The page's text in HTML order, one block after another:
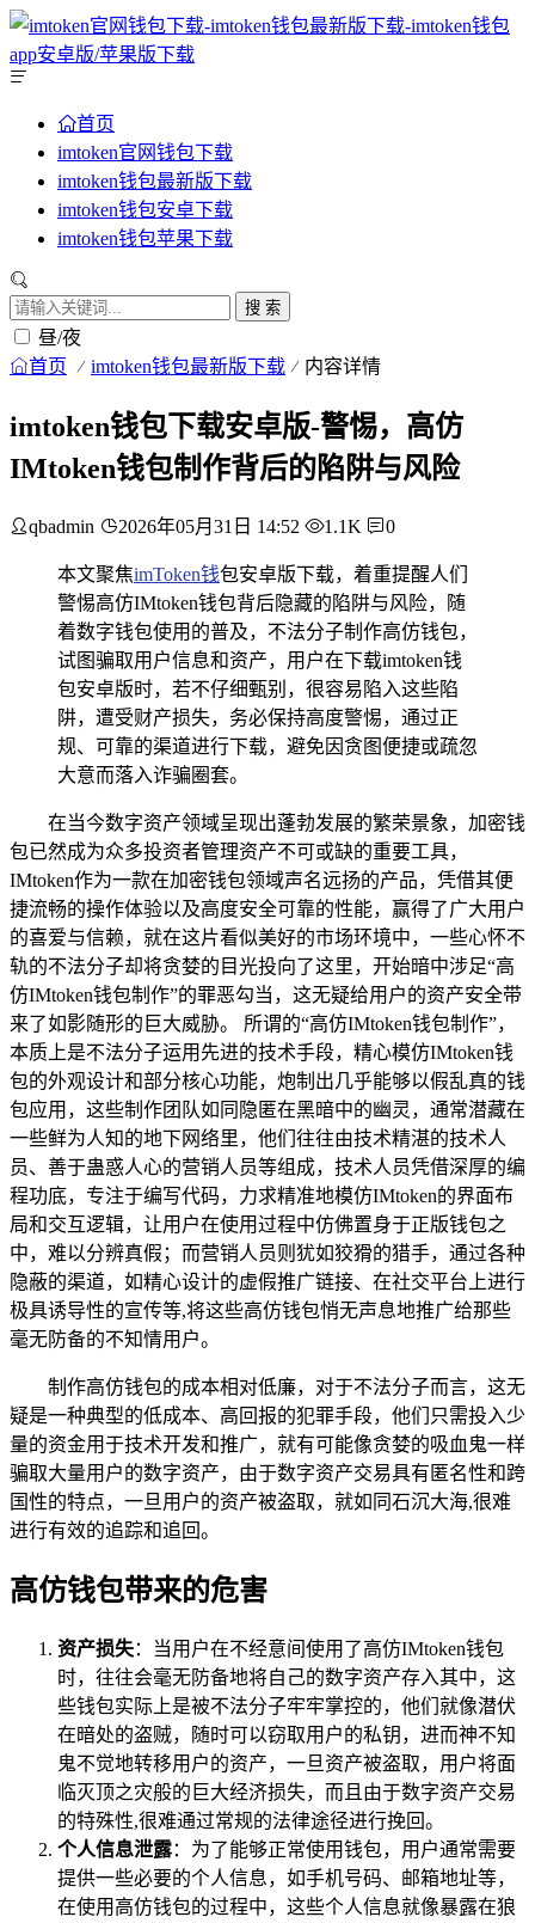
首页
imtoken官网钱包下载
imtoken钱包最新版下载
imtoken钱包安卓下载
imtoken钱包苹果下载
搜 索
昼/夜
首页 imtoken钱包最新版下载 内容详情
imtoken钱包下载安卓版-警惕，高仿
IMtoken钱包制作背后的陷阱与风险
qbadmin 2026年05月31日 14:52 1.1K 0
本文聚焦imToken钱包安卓版下载，着重提醒人们
警惕高仿IMtoken钱包背后隐藏的陷阱与风险，随
着数字钱包使用的普及，不法分子制作高仿钱包，
试图骗取用户信息和资产，用户在下载imtoken钱
包安卓版时，若不仔细甄别，很容易陷入这些陷
阱，遭受财产损失，务必保持高度警惕，通过正
规、可靠的渠道进行下载，避免因贪图便捷或疏忽
大意而落入诈骗圈套。
在当今数字资产领域呈现出蓬勃发展的繁荣景象，加密钱
包已然成为众多投资者管理资产不可或缺的重要工具，
IMtoken作为一款在加密钱包领域声名远扬的产品，凭借其便
捷流畅的操作体验以及高度安全可靠的性能，赢得了广大用户
的喜爱与信赖，就在这片看似美好的市场环境中，一些心怀不
轨的不法分子却将贪婪的目光投向了这里，开始暗中涉足“高
仿IMtoken钱包制作”的罪恶勾当，这无疑给用户的资产安全带
来了如影随形的巨大威胁。 所谓的“高仿IMtoken钱包制作”，
本质上是不法分子运用先进的技术手段，精心模仿IMtoken钱
包的外观设计和部分核心功能，炮制出几乎能够以假乱真的钱
包应用，这些制作团队如同隐匿在黑暗中的幽灵，通常潜藏在
一些鲜为人知的地下网络里，他们往往由技术精湛的技术人
员、善于蛊惑人心的营销人员等组成，技术人员凭借深厚的编
程功底，专注于编写代码，力求精准地模仿IMtoken的界面布
局和交互逻辑，让用户在使用过程中仿佛置身于正版钱包之
中，难以分辨真假；而营销人员则犹如狡猾的猎手，通过各种
隐蔽的渠道，如精心设计的虚假推广链接、在社交平台上进行
极具诱导性的宣传等,将这些高仿钱包悄无声息地推广给那些
毫无防备的不知情用户。
制作高仿钱包的成本相对低廉，对于不法分子而言，这无
疑是一种典型的低成本、高回报的犯罪手段，他们只需投入少
量的资金用于技术开发和推广，就有可能像贪婪的吸血鬼一样
骗取大量用户的数字资产，由于数字资产交易具有匿名性和跨
国性的特点，一旦用户的资产被盗取，就如同石沉大海,很难
进行有效的追踪和追回。
高仿钱包带来的危害
资产损失：当用户在不经意间使用了高仿IMtoken钱包
时，往往会毫无防备地将自己的数字资产存入其中，这
些钱包实际上是被不法分子牢牢掌控的，他们就像潜伏
在暗处的盗贼，随时可以窃取用户的私钥，进而神不知
鬼不觉地转移用户的资产，一旦资产被盗取，用户将面
临灭顶之灾般的巨大经济损失，而且由于数字资产交易
的特殊性,很难通过常规的法律途径进行挽回。
个人信息泄露：为了能够正常使用钱包，用户通常需要
提供一些必要的个人信息，如手机号码、邮箱地址等，
在使用高仿钱包的过程中，这些个人信息就像暴露在狼